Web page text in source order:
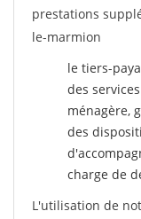
prestations
le-marmion
le tiers-
des
ménagère,
des
charge de
L'utilisation de